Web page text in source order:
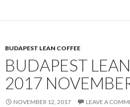
BUDAPEST LEAN COFFEE
BUDAPEST
2017
NOVEMBER 12, 2017 LEAVE A